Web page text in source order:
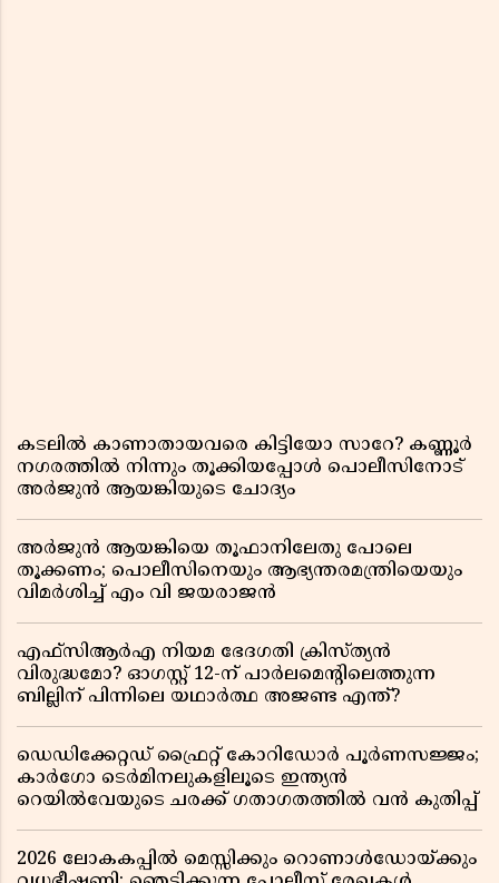
കടലിൽ കാണാതായവരെ കിട്ടിയോ സാറേ? കണ്ണൂർ
നഗരത്തിൽ നിന്നും തൂക്കിയപ്പോൾ പൊലീസിനോട്
അർജുൻ ആയങ്കിയുടെ ചോദ്യം
അർജുൻ ആയങ്കിയെ തൂഫാനിലേതു പോലെ
തൂക്കണം; പൊലീസിനെയും ആഭ്യന്തരമന്ത്രിയെയും
വിമർശിച്ച് എം വി ജയരാജൻ
എഫ്സിആർഎ നിയമ ഭേദഗതി ക്രിസ്ത്യൻ
വിരുദ്ധമോ? ഓഗസ്റ്റ് 12-ന് പാർലമെന്റിലെത്തുന്ന
ബില്ലിന് പിന്നിലെ യഥാർത്ഥ അജണ്ട എന്ത്?
ഡെഡിക്കേറ്റഡ് ഫ്രൈറ്റ് കോറിഡോർ പൂർണസജ്ജം;
കാർഗോ ടെർമിനലുകളിലൂടെ ഇന്ത്യൻ
റെയിൽവേയുടെ ചരക്ക് ഗതാഗതത്തിൽ വൻ കുതിപ്പ്
2026 ലോകകപ്പിൽ മെസ്സിക്കും റൊണാൾഡോയ്ക്കും